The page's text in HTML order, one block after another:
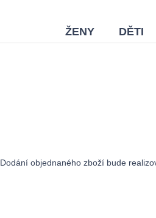
ŽENY DĚTI
Dodání objednaného zboží bude